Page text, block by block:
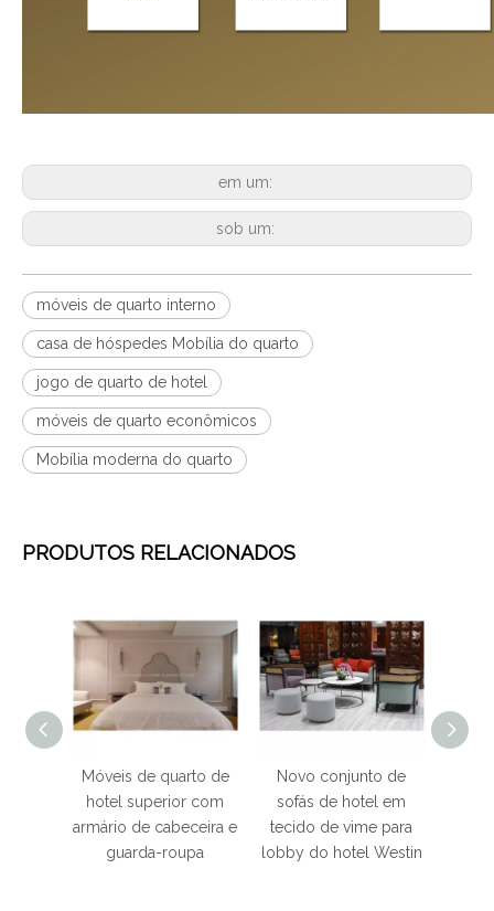
em um:
sob um:
móveis de quarto interno
casa de hóspedes Mobília do quarto
jogo de quarto de hotel
móveis de quarto econômicos
Mobília moderna do quarto
PRODUTOS RELACIONADOS
de quarto de
hotel superior com
de cabeceira e
guarda-roupa
Novo conjunto de
sofás de hotel em
tecido de vime para
lobby do hotel Westin
Moderna sala de
em madeira
Resort Villa